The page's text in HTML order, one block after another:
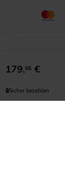
179,95 €
🔒Sicher bezahlen